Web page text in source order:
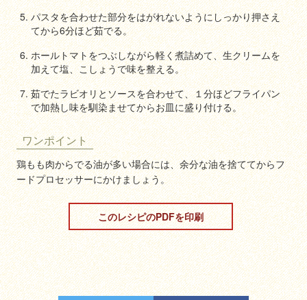
パスタを合わせた部分をはがれないようにしっかり押さえ
てから6分ほど茹でる。
ホールトマトをつぶしながら軽く煮詰めて、生クリームを
加えて塩、こしょうで味を整える。
茹でたラビオリとソースを合わせて、１分ほどフライパン
で加熱し味を馴染ませてからお皿に盛り付ける。
ワンポイント
鶏もも肉からでる油が多い場合には、余分な油を捨ててからフ
ードプロセッサーにかけましょう。
このレシピのPDFを印刷